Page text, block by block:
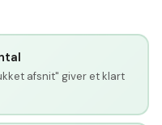
afsnit" giver et klart